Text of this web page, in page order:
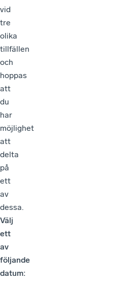
vid
tre
olika
tillfällen
och
hoppas
att
du
har
möjlighet
att
delta
på
ett
av
dessa.
Välj
ett
av
följande
datum: